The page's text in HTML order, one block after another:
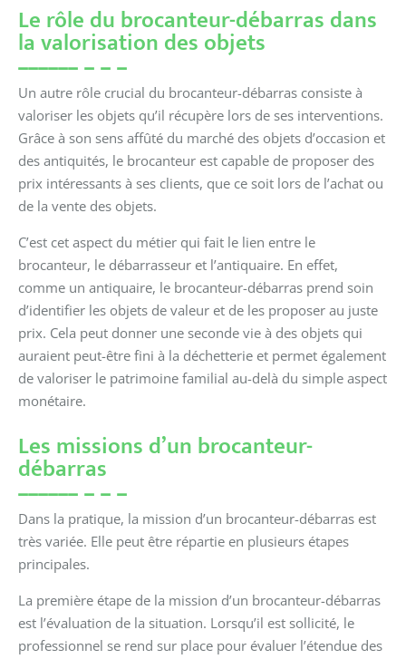
Le rôle du brocanteur-débarras dans
la valorisation des objets
Un autre rôle crucial du brocanteur-débarras consiste à
valoriser les objets qu’il récupère lors de ses interventions.
Grâce à son sens affûté du marché des objets d’occasion et
des antiquités, le brocanteur est capable de proposer des
prix intéressants à ses clients, que ce soit lors de l’achat ou
de la vente des objets.
C’est cet aspect du métier qui fait le lien entre le
brocanteur, le débarrasseur et l’antiquaire. En effet,
comme un antiquaire, le brocanteur-débarras prend soin
d’identifier les objets de valeur et de les proposer au juste
prix. Cela peut donner une seconde vie à des objets qui
auraient peut-être fini à la déchetterie et permet également
de valoriser le patrimoine familial au-delà du simple aspect
monétaire.
Les missions d’un brocanteur-
débarras
Dans la pratique, la mission d’un brocanteur-débarras est
très variée. Elle peut être répartie en plusieurs étapes
principales.
La première étape de la mission d’un brocanteur-débarras
est l’évaluation de la situation. Lorsqu’il est sollicité, le
professionnel se rend sur place pour évaluer l’étendue des